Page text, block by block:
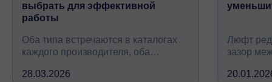
выбрать для эффективной
работы
Оба типа встречаются в каталогах
каждого производителя, оба
крутящий момент, но устроены
28.03.2026
Люфт
зазор